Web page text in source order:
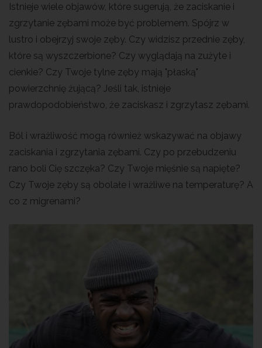
Istnieje wiele objawów, które sugerują, że zaciskanie i
zgrzytanie zębami może być problemem. Spójrz w
lustro i obejrzyj swoje zęby. Czy widzisz przednie zęby,
które są wyszczerbione? Czy wyglądają na zużyte i
cienkie? Czy Twoje tylne zęby mają "płaską"
powierzchnię żującą? Jeśli tak, istnieje
prawdopodobieństwo, że zaciskasz i zgrzytasz zębami.
Ból i wrażliwość mogą również wskazywać na objawy
zaciskania i zgrzytania zębami. Czy po przebudzeniu
rano boli Cię szczęka? Czy Twoje mięśnie są napięte?
Czy Twoje zęby są obolałe i wrażliwe na temperaturę? A
co z migrenami?